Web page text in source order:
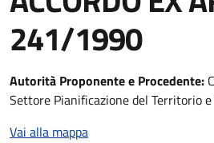
241/1990
Autorità Proponente e Procedente:
Settore Pianificazione del Territorio
Vai alla mappa